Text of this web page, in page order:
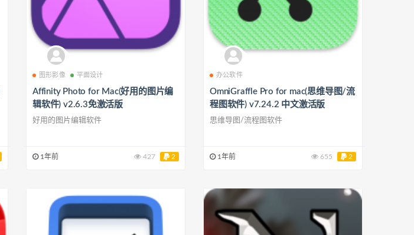
图形影像 平面设计
Affinity Photo for Mac(好用的图片编
辑软件) v2.6.3免激活版
好用的图片编辑软件
1年前 427 2
办公软件
OmniGraffle Pro for mac(思维导图/流
程图软件) v7.24.2 中文激活版
思维导图/流程图软件
1年前 655 2